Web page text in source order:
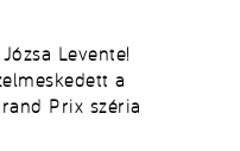
Levente!
a
Prix széria